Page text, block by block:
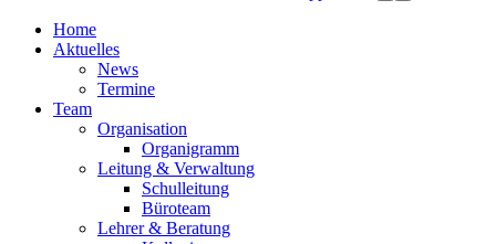
Home
Aktuelles
News
Termine
Team
Organisation
Organigramm
Leitung & Verwaltung
Schulleitung
Büroteam
Lehrer & Beratung